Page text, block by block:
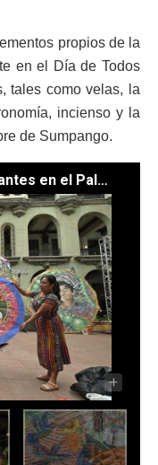
propios de la
en el Día de Todos
tales como velas, la
incienso y la
de Sumpango.
Presentación de barriletes gigantes en el Palacio Nacional de la Cultura. / Foto: Byron de la Cruz
- +